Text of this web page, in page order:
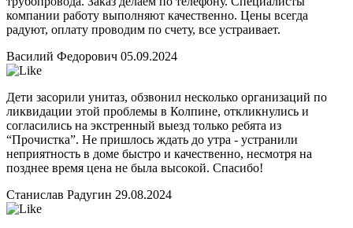
компании работу выполняют качественно. Цены всегда
радуют, оплату проводим по счету, все устраивает.
Василий Федорович 05.09.2024
Дети засорили унитаз, обзвонил несколько организаций по
ликвидации этой проблемы в Колпине, откликнулись и
согласились на экстренный выезд только ребята из
“Прочистка”. Не пришлось ждать до утра - устранили
неприятность в доме быстро и качественно, несмотря на
позднее время цена не была высокой. Спасибо!
Станислав Радугин 29.08.2024